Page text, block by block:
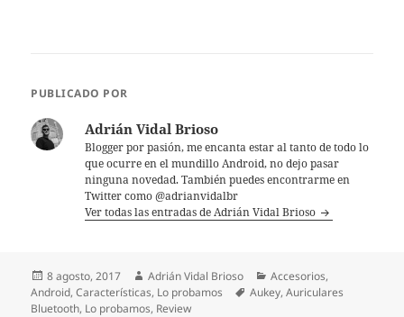
PUBLICADO POR
Adrián Vidal Brioso
Blogger por pasión, me encanta estar al tanto de todo lo
que ocurre en el mundillo Android, no dejo pasar
ninguna novedad. También puedes encontrarme en
Twitter como @adrianvidalbr
Ver todas las entradas de Adrián Vidal Brioso
Publicado
el
8 agosto, 2017 Autor
Adrián Vidal Brioso Categorías
Accesorios,
Android,Características, Lo probamos Etiquetas
Aukey,Auriculares
Bluetooth, Lo probamos, Review